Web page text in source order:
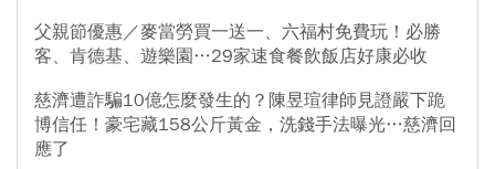
父親節優惠／麥當勞買一送一、六福村免費玩！必勝
客、肯德基、遊樂園…29家速食餐飲飯店好康必收
慈濟遭詐騙10億怎麼發生的？陳昱瑄律師見證嚴下跪
博信任！豪宅藏158公斤黃金，洗錢手法曝光…慈濟回
應了